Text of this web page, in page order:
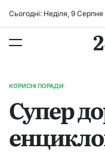
Сьогодні: Неділя, 9
ОПУБЛІКУВАТИ
КОРИСНІ ПОРАДИ
Супер